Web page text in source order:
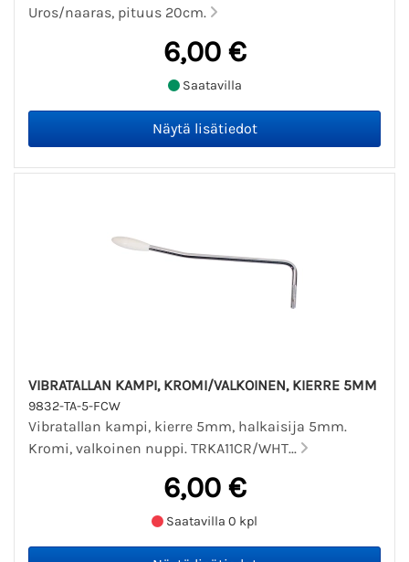
Uros/naaras, pituus 20cm.
6,00 €
Saatavilla
VIBRATALLAN KAMPI, KROMI/VALKOINEN, KIERRE 5MM
9832-TA-5-FCW
Vibratallan kampi, kierre 5mm, halkaisija 5mm.
Kromi, valkoinen nuppi. TRKA11CR/WHT...
6,00 €
Saatavilla 0 kpl